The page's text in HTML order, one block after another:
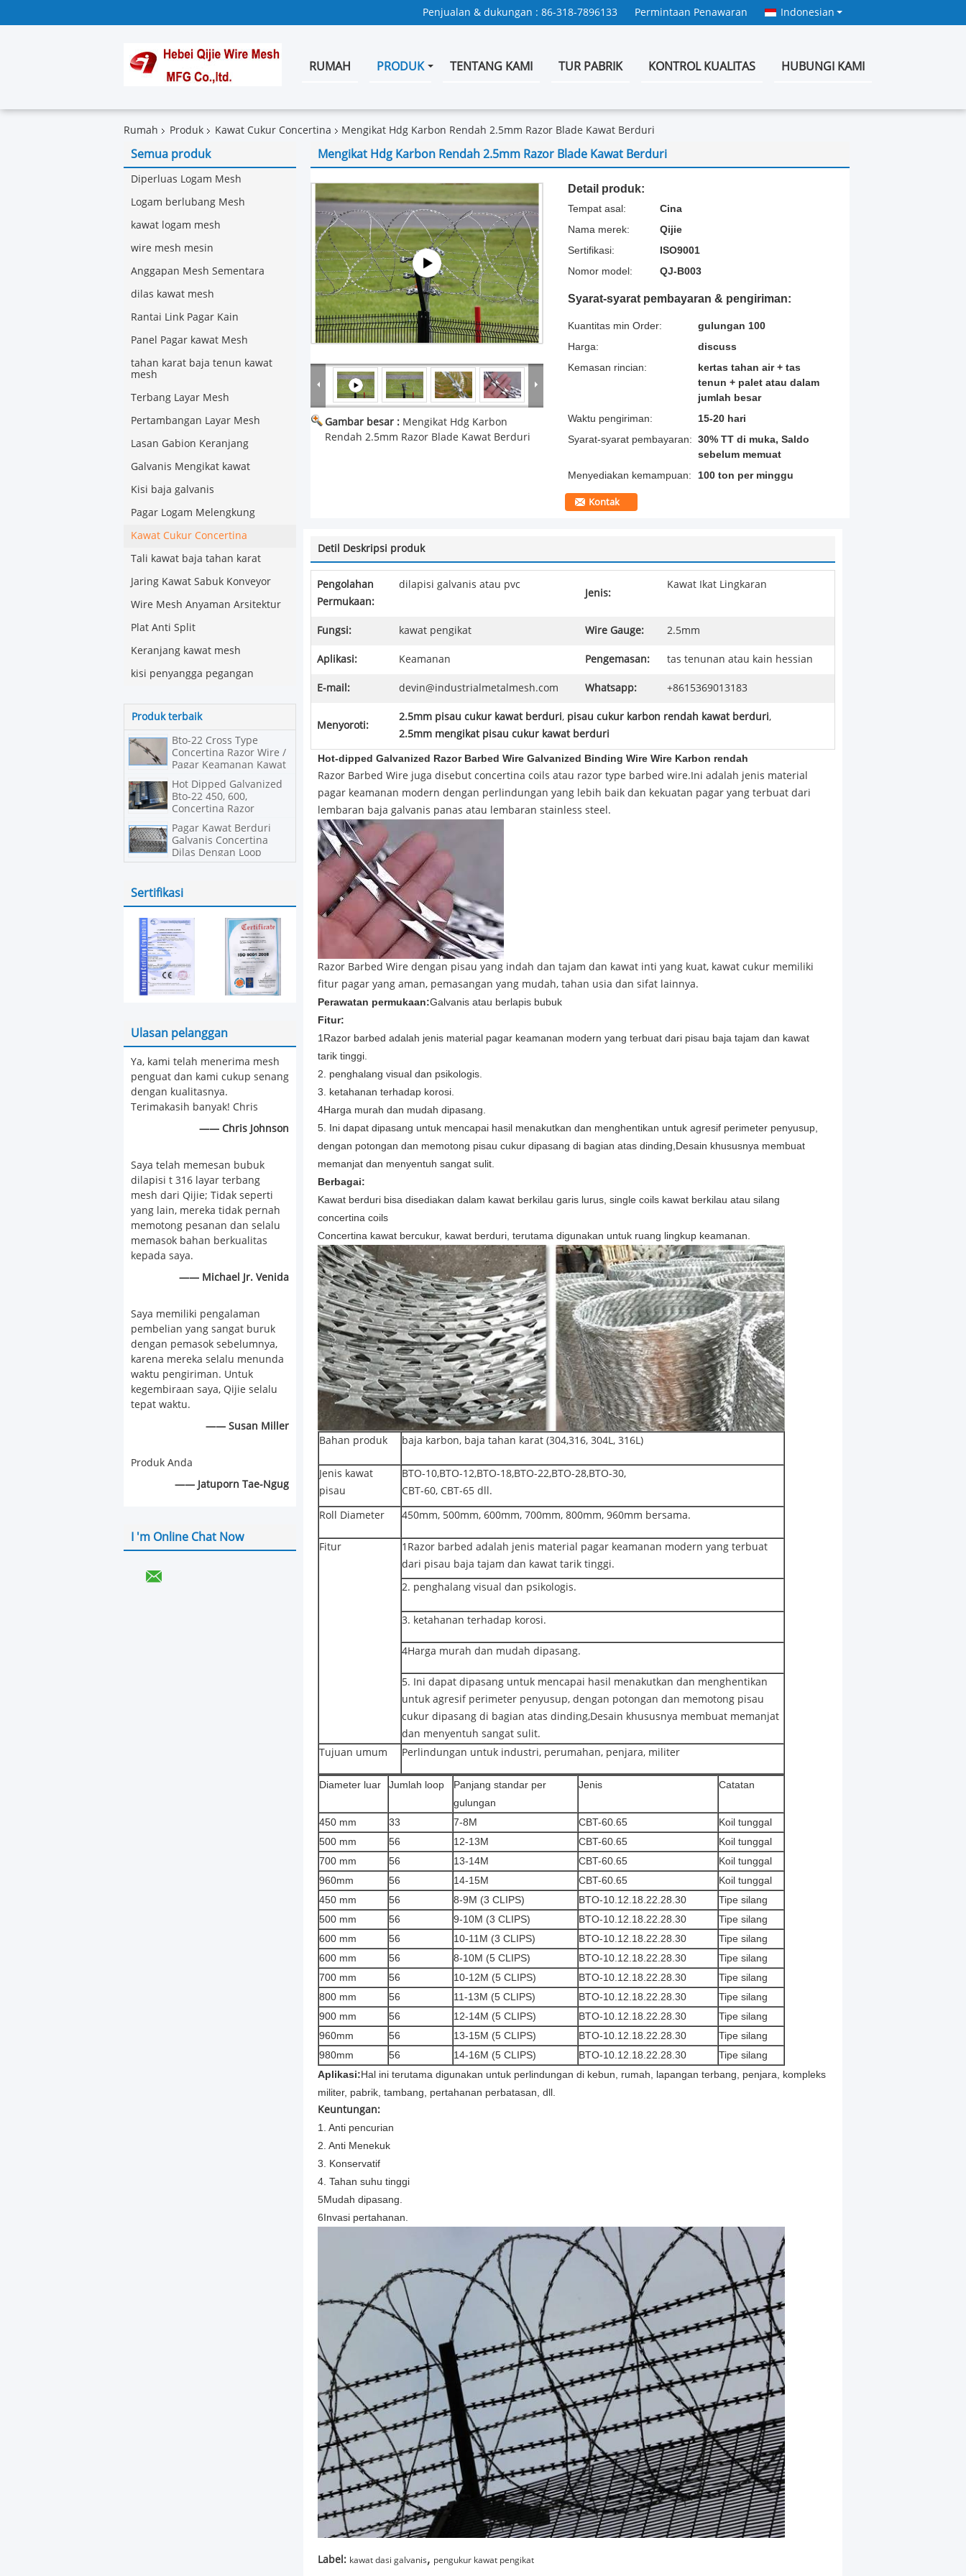
Penjualan & dukungan : 86-318-7896133 Permintaan Penawaran Indonesian
RUMAH PRODUK TENTANG KAMI TUR PABRIK KONTROL KUALITAS HUBUNGI KAMI
Rumah Produk Kawat Cukur Concertina Mengikat Hdg Karbon Rendah 2.5mm Razor Blade Kawat Berduri
Semua produk
Diperluas Logam Mesh
Logam berlubang Mesh
kawat logam mesh
wire mesh mesin
Anggapan Mesh Sementara
dilas kawat mesh
Rantai Link Pagar Kain
Panel Pagar kawat Mesh
tahan karat baja tenun kawat
mesh
Terbang Layar Mesh
Pertambangan Layar Mesh
Lasan Gabion Keranjang
Galvanis Mengikat kawat
Kisi baja galvanis
Pagar Logam Melengkung
Kawat Cukur Concertina
Tali kawat baja tahan karat
Jaring Kawat Sabuk Konveyor
Wire Mesh Anyaman Arsitektur
Plat Anti Split
Keranjang kawat mesh
kisi penyangga pegangan
Produk terbaik
Bto-22 Cross Type
Concertina Razor Wire /
Pagar Keamanan Kawat
Berduri
Hot Dipped Galvanized
Bto-22 450, 600,
Concertina Razor
Pagar Kawat Berduri
Galvanis Concertina
Dilas Dengan Loop
Sertifikasi
Ulasan pelanggan
Ya, kami telah menerima mesh
penguat dan kami cukup senang
dengan kualitasnya.
Terimakasih banyak! Chris
—— Chris Johnson
Saya telah memesan bubuk
dilapisi t 316 layar terbang
mesh dari Qijie; Tidak seperti
yang lain, mereka tidak pernah
memotong pesanan dan selalu
memasok bahan berkualitas
kepada saya.
—— Michael Jr. Venida
Saya memiliki pengalaman
pembelian yang sangat buruk
dengan pemasok sebelumnya,
karena mereka selalu menunda
waktu pengiriman. Untuk
kegembiraan saya, Qijie selalu
tepat waktu.
—— Susan Miller
Produk Anda
—— Jatuporn Tae-Ngug
I 'm Online Chat Now
Mengikat Hdg Karbon Rendah 2.5mm Razor Blade Kawat Berduri
Gambar besar : Mengikat Hdg Karbon
Rendah 2.5mm Razor Blade Kawat Berduri
Detail produk:
Tempat asal:
Cina
Nama merek:
Qijie
Sertifikasi:
ISO9001
Nomor model:
QJ-B003
Syarat-syarat pembayaran & pengiriman:
Kuantitas min Order:
gulungan 100
Harga:
discuss
Kemasan rincian:
kertas tahan air + tas
tenun + palet atau dalam
jumlah besar
Waktu pengiriman:
15-20 hari
Syarat-syarat pembayaran: 30% TT di muka, Saldo
sebelum memuat
Menyediakan kemampuan:
100 ton per minggu
Kontak
Detil Deskripsi produk
Pengolahan
Permukaan:
dilapisi galvanis atau pvc
Jenis:
Kawat Ikat Lingkaran
Fungsi: kawat pengikat Wire Gauge: 2.5mm
Aplikasi: Keamanan Pengemasan: tas tenunan atau kain hessian
E-mail: devin@industrialmetalmesh.com Whatsapp: +8615369013183
Menyoroti:
2.5mm pisau cukur kawat berduri, pisau cukur karbon rendah kawat berduri,
2.5mm mengikat pisau cukur kawat berduri
Hot-dipped Galvanized Razor Barbed Wire Galvanized Binding Wire Wire Karbon rendah
Razor Barbed Wire juga disebut concertina coils atau razor type barbed wire.Ini adalah jenis material
pagar keamanan modern dengan perlindungan yang lebih baik dan kekuatan pagar yang terbuat dari
lembaran baja galvanis panas atau lembaran stainless steel.
Razor Barbed Wire dengan pisau yang indah dan tajam dan kawat inti yang kuat, kawat cukur memiliki
fitur pagar yang aman, pemasangan yang mudah, tahan usia dan sifat lainnya.
Perawatan permukaan:Galvanis atau berlapis bubuk
Fitur:
1Razor barbed adalah jenis material pagar keamanan modern yang terbuat dari pisau baja tajam dan kawat
tarik tinggi.
2. penghalang visual dan psikologis.
3. ketahanan terhadap korosi.
4Harga murah dan mudah dipasang.
5. Ini dapat dipasang untuk mencapai hasil menakutkan dan menghentikan untuk agresif perimeter penyusup,
dengan potongan dan memotong pisau cukur dipasang di bagian atas dinding,Desain khususnya membuat
memanjat dan menyentuh sangat sulit.
Berbagai:
Kawat berduri bisa disediakan dalam kawat berkilau garis lurus, single coils kawat berkilau atau silang
concertina coils
Concertina kawat bercukur, kawat berduri, terutama digunakan untuk ruang lingkup keamanan.
Bahan produk baja karbon, baja tahan karat (304,316, 304L, 316L)
Jenis kawat
pisau
BTO-10,BTO-12,BTO-18,BTO-22,BTO-28,BTO-30,
CBT-60, CBT-65 dll.
Roll Diameter
450mm, 500mm, 600mm, 700mm, 800mm, 960mm bersama.
Fitur
1Razor barbed adalah jenis material pagar keamanan modern yang terbuat
dari pisau baja tajam dan kawat tarik tinggi.
2. penghalang visual dan psikologis.
3. ketahanan terhadap korosi.
4Harga murah dan mudah dipasang.
5. Ini dapat dipasang untuk mencapai hasil menakutkan dan menghentikan
untuk agresif perimeter penyusup, dengan potongan dan memotong pisau
cukur dipasang di bagian atas dinding,Desain khususnya membuat memanjat
dan menyentuh sangat sulit.
Tujuan umum
Perlindungan untuk industri, perumahan, penjara, militer
Diameter luar Jumlah loop
Panjang standar per
gulungan
Jenis Catatan
450 mm 33 7-8M CBT-60.65
Koil tunggal
500 mm
56 12-13M CBT-60.65
Koil tunggal
700 mm
56 13-14M CBT-60.65
Koil tunggal
960mm
56 14-15M CBT-60.65
Koil tunggal
450 mm
56 8-9M (3 CLIPS) BTO-10.12.18.22.28.30
Tipe silang
500 mm
56 9-10M (3 CLIPS) BTO-10.12.18.22.28.30
Tipe silang
600 mm
56 10-11M (3 CLIPS) BTO-10.12.18.22.28.30
Tipe silang
600 mm
56 8-10M (5 CLIPS) BTO-10.12.18.22.28.30
Tipe silang
700 mm
56 10-12M (5 CLIPS) BTO-10.12.18.22.28.30
Tipe silang
800 mm
56 11-13M (5 CLIPS) BTO-10.12.18.22.28.30
Tipe silang
900 mm
56 12-14M (5 CLIPS) BTO-10.12.18.22.28.30
Tipe silang
960mm
56 13-15M (5 CLIPS) BTO-10.12.18.22.28.30
Tipe silang
980mm
56 14-16M (5 CLIPS) BTO-10.12.18.22.28.30
Tipe silang
Aplikasi:Hal ini terutama digunakan untuk perlindungan di kebun, rumah, lapangan terbang, penjara, kompleks
militer, pabrik, tambang, pertahanan perbatasan, dll.
Keuntungan:
1. Anti pencurian
2. Anti Menekuk
3. Konservatif
4. Tahan suhu tinggi
5Mudah dipasang.
6Invasi pertahanan.
Label: kawat dasi galvanis, pengukur kawat pengikat